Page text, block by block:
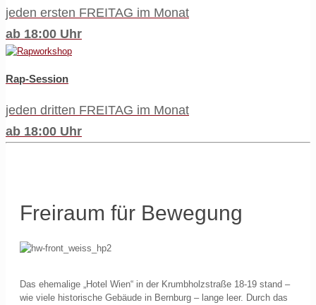
jeden ersten FREITAG im Monat
ab 18:00 Uhr
Rap-Session
jeden dritten FREITAG im Monat
ab 18:00 Uhr
Freiraum für Bewegung
Das ehemalige „Hotel Wien“ in der Krumbholzstraße 18-19 stand –
wie viele historische Gebäude in Bernburg – lange leer. Durch das